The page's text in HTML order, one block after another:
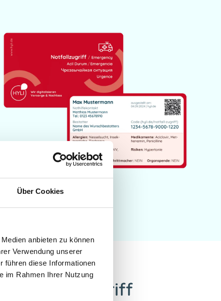
Über Cookies
anbieten zu können
Verwendung unserer
führen diese Informationen
im Rahmen Ihrer Nutzung
Notfallzugriff